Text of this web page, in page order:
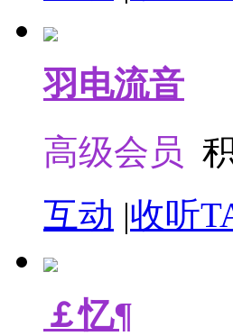
羽电流音
高级会员
互动 |收听
￡忆¶